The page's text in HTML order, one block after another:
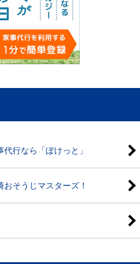
行なら「ぽけっと」
そうじマスターズ！